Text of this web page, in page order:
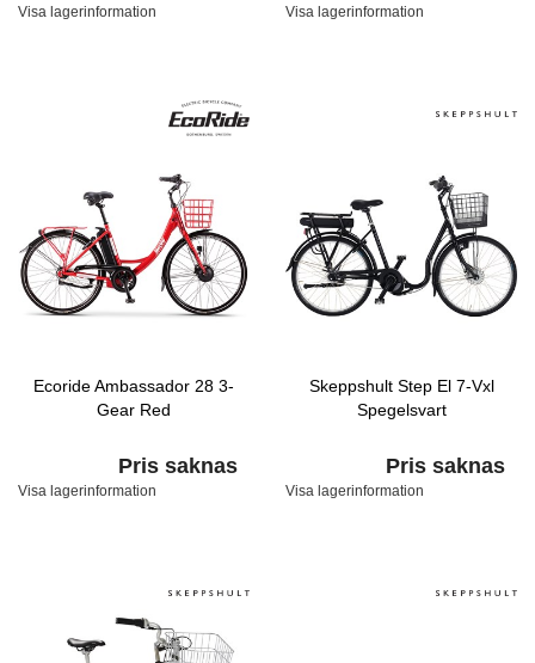
Visa lagerinformation Visa lagerinformation
Ecoride Ambassador 28 3-
Gear Red
Pris saknas
Visa lagerinformation
Skeppshult Step El 7-Vxl
Spegelsvart
Pris saknas
Visa lagerinformation